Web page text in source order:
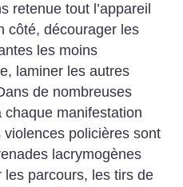
retenue tout l’appareil
côté, décourager les
les moins
laminer les autres
de nombreuses
chaque manifestation
policières sont
lacrymogènes
parcours, les tirs de